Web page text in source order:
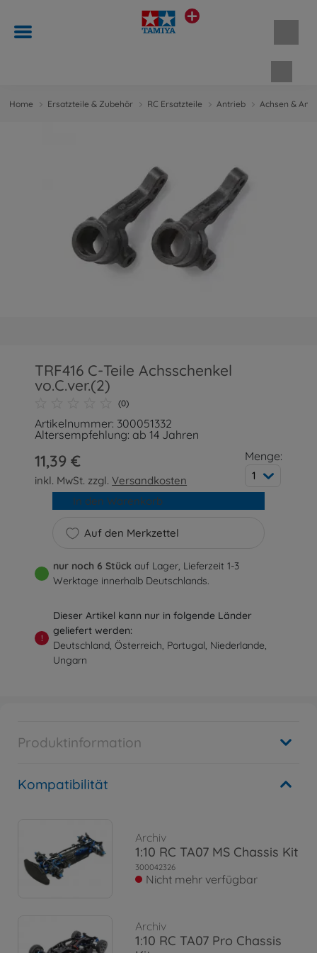
Home Ersatzteile & Zubehör RC Ersatzteile Antrieb Achsen &
TRF416 C-Teile Achsschenkel
vo.C.ver.(2)
(0)
Artikelnummer: 300051332
Altersempfehlung: ab 14 Jahren
11,39 €
inkl. MwSt. zzgl.Versandkosten
Menge:
1
Auf den Merkzettel
In den Warenkorb
nur noch 6 Stück auf Lager, Lieferzeit 1-3
Werktage innerhalb Deutschlands.
!
Dieser Artikel kann nur in folgende Länder
geliefert werden:
Deutschland, Österreich, Portugal, Niederlande,
Ungarn
Produktinformation
Kompatibilität
Archiv
1:10 RC TA07 MS Chassis Kit
300042326
Nicht mehr verfügbar
Archiv
1:10 RC TA07 Pro Chassis